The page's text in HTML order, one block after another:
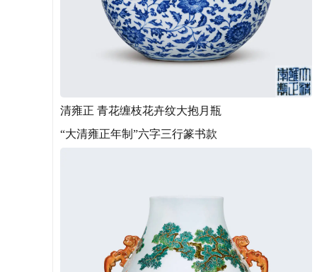
清雍正 青花缠枝花卉纹大抱月瓶
“大清雍正年制”六字三行篆书款